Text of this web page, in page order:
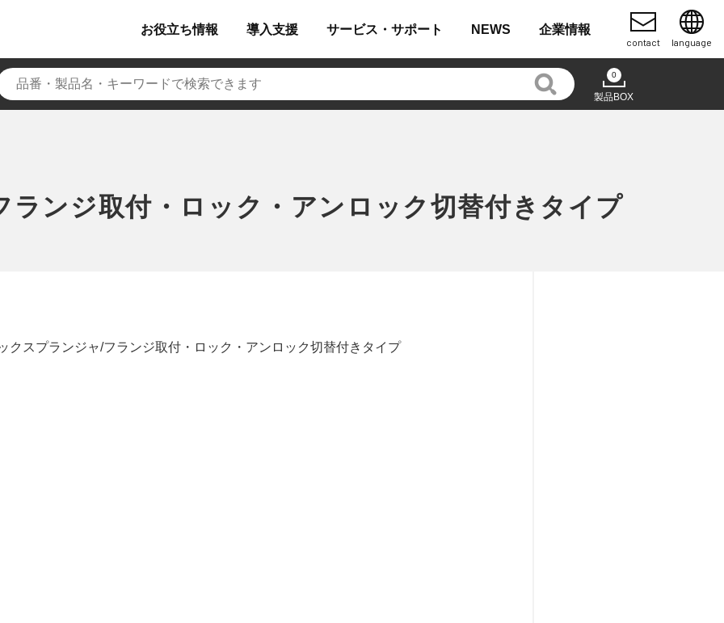
お役立ち情報 導入支援 サービス・ サポート NEWS 企業情報
contact language
0
製品BOX
ンジ取付・ロック・アンロック切替付きタイプ
クスプランジャ/フランジ取付・ロック・アンロック切替付きタイプ